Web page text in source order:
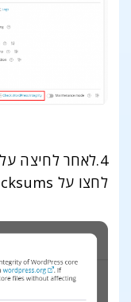
לחצו על Verify Checksums.